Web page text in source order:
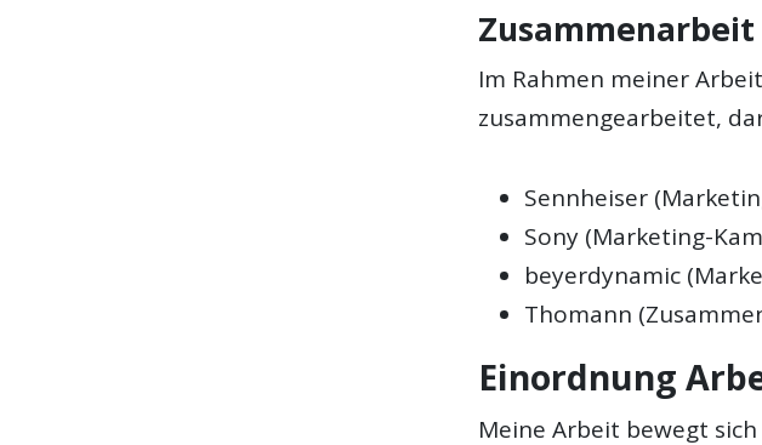
Im Rahmen meiner
zusammengearbeitet,
Sennheiser
Sony (Marketing-
beyerdynamic
Thomann
Einordnung
Meine Arbeit bewegt